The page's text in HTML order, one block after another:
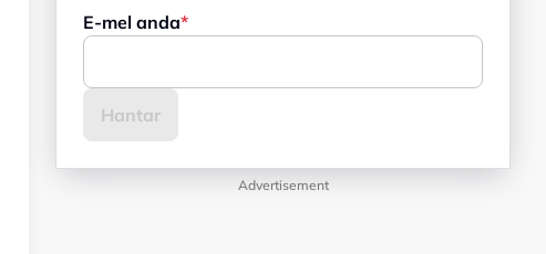
E-mel anda
Advertisement